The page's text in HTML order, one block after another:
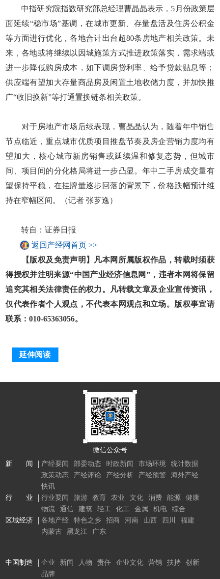
中指研究院指数研究部总经理曹晶晶表示，5月份政策层
面延续“稳市场”基调，在城市更新、存量盘活及住房公积金
等方面进行优化，各地合计出台超80条房地产相关政策。未
来，各地或将继续以因城施策方式推进政策落实，需求端或
进一步降低购房成本，如下调房贷利率、给予贷款贴息等；
供应端有望加大存量商品房及闲置土地收储力度，并加快推
广“收旧换新”等打通置换链条相关政策。
对于房地产市场后续表现，曹晶晶认为，随着年中销售
节点临近，重点城市优质项目推盘节奏及房企营销力度均有
望加大，核心城市新房销售或延续温和修复态势，但城市
间、项目间的分化格局将进一步凸显。年中二手房成交量有
望保持平稳，在挂牌量逐步回落的背景下，价格跌幅预计维
持在窄幅区间。（记者 张芗逸）
转自：证券日报
返回产经网首页 >>
【版权及免责声明】凡本网所属版权作品，转载时须获
得授权并注明来源“中国产业经济信息网”，违者本网将保留
追究其相关法律责任的权力。凡转载文章及企业宣传资讯，
仅代表作者个人观点，不代表本网观点和立场。版权事宜请
联系：010-65363056。
延伸阅读
微信公众号
新 闻
产经要闻 部委动态 时政新闻 市场环境
统计数据
政策动态
产经评论 产经分析 产经预警
海外产经
快讯
行 业
行业要闻 旅游 教育 农业 文化 消费 能源
健康
物流
通信 建筑 轻工 化工 金属 机电
综合
区域经济
各地产经 特色之乡 招商 河南 山西 四川
福建
内蒙古
黑龙江 广东
中国制造 企业 新闻 人物 责任 企业文化 营销 扶持
创新
品牌